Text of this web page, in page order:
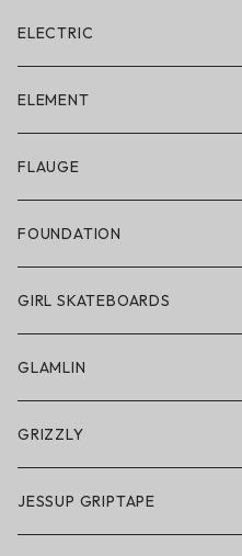
ELECTRIC
ELECTRIC × ON THE ROAM
アパレル
帽子
サングラス
スノーゴーグル
アクセサリー・小物
ELEMENT
FLAUGE
FOUNDATION
GIRL SKATEBOARDS
GLAMLIN
GRIZZLY
GRIZZLY × POLeR
JESSUP GRIPTAPE